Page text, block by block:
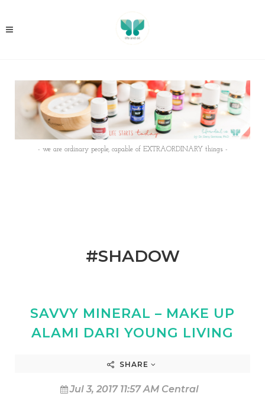
- we are ordinary people, capable of EXTRAORDINARY things -
#SHADOW
SAVVY MINERAL – MAKE UP
ALAMI DARI YOUNG LIVING
SHARE
Jul 3, 2017 11:57 AM Central